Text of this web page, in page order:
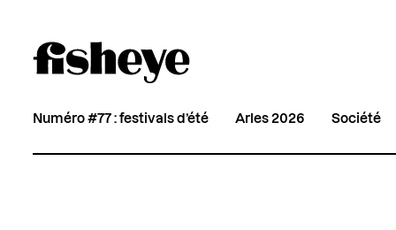
Numéro #77 : festivals d’été Arles 2026 Société